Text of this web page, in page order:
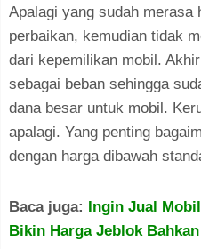
Apalagi yang sudah merasa
perbaikan, kemudian tidak
dari kepemilikan mobil.
sebagai beban sehingga
dana besar untuk mobil.
apalagi. Yang penting
dengan harga dibawah
Baca juga: Ingin Jual
Bikin Harga Jeblok